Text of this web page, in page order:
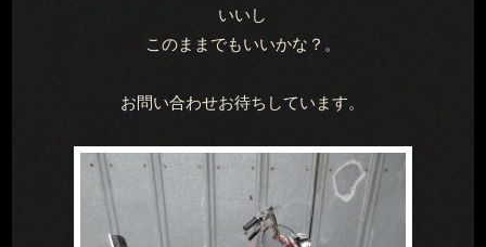
いいし
このままでもいいかな？。
お問い合わせお待ちしています。